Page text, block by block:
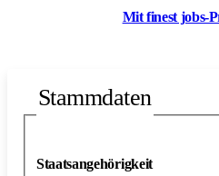
Mit finest jobs-
Stammdaten
Staatsangehörigkeit